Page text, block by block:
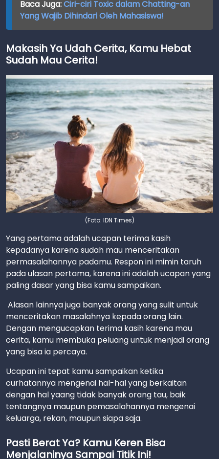
Baca Juga:Ciri-ciri Toxic dalam Chatting-an
Yang Wajib Dihindari Oleh Mahasiswa!
Makasih Ya Udah Cerita, Kamu Hebat
Sudah Mau Cerita!
(Foto: IDN Times)
Yang pertama adalah ucapan terima kasih
kepadanya karena sudah mau menceritakan
permasalahannya padamu. Respon ini mimin taruh
pada ulasan pertama, karena ini adalah ucapan yang
paling dasar yang bisa kamu sampaikan.
Alasan lainnya juga banyak orang yang sulit untuk
menceritakan masalahnya kepada orang lain.
Dengan mengucapkan terima kasih karena mau
cerita, kamu membuka peluang untuk menjadi orang
yang bisa ia percaya.
Ucapan ini tepat kamu sampaikan ketika
curhatannya mengenai hal-hal yang berkaitan
dengan hal yaang tidak banyak orang tau, baik
tentangnya maupun pemasalahannya mengenai
keluarga, rekan, maupun siapa saja.
Pasti Berat Ya? Kamu Keren Bisa
Menjalaninya Sampai Titik Ini!